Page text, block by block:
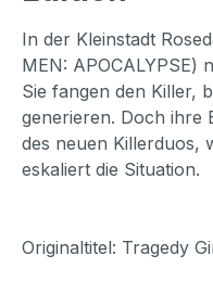
In der Kleinstadt
MEN: APOCALYPSE)
Sie fangen den Killer,
generieren. Doch ihre
des neuen Killerduos,
eskaliert die Situation.
Originaltitel: Tragedy